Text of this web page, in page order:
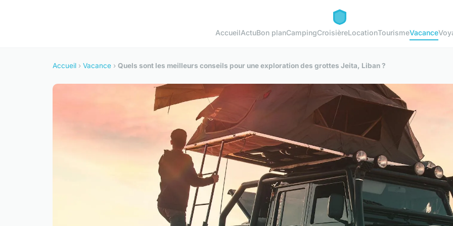
AccueilActuBon planCampingCroisièreLocationTourismeVacance
Accueil › Vacance › Quels sont les meilleurs conseils pour une exploration des grottes Jeita, Liban ?